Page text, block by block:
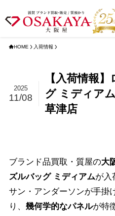
HOME 入荷情報
【入荷情報
グ ミディア
草津店
2025
11/08
ブランド品買取・質屋の大
ズルバッグ ミディアムが入
サン・アンダーソンが手掛
り、 幾何学的なパネルが特